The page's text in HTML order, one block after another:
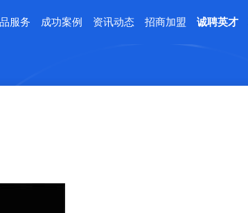
服务 成功案例 资讯动态 招商加盟 诚聘英才